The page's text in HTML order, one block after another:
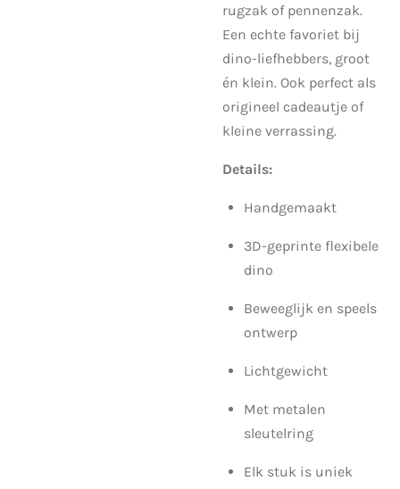
rugzak of pennenzak.
Een echte favoriet bij
dino-liefhebbers, groot
én klein. Ook perfect als
origineel cadeautje of
kleine verrassing.
Details:
Handgemaakt
3D-geprinte flexibele
dino
Beweeglijk en speels
ontwerp
Lichtgewicht
Met metalen
sleutelring
Elk stuk is uniek